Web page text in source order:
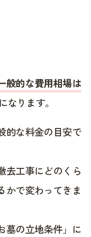
般的な費用相場は
なります。
的な料金の目安で
去工事にどのくら
かで変わってきま
墓の立地条件」に